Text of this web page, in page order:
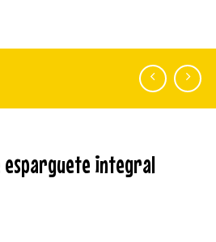
esparguete integral